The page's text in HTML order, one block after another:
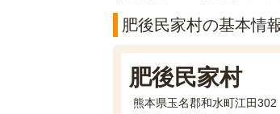
肥後民家村の基本情
肥後民家村
熊本県玉名郡和水町江田302